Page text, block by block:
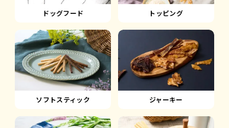
ドッグフード トッピング
ソフトスティック ジャーキー